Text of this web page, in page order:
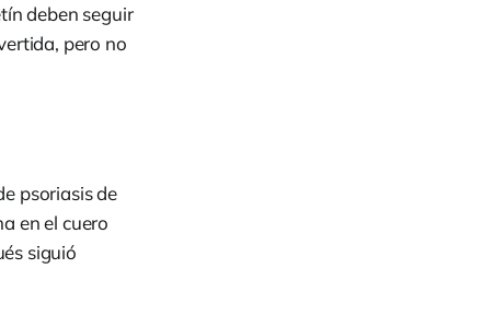
deben seguir
pero no
psoriasis de
en el cuero
siguió